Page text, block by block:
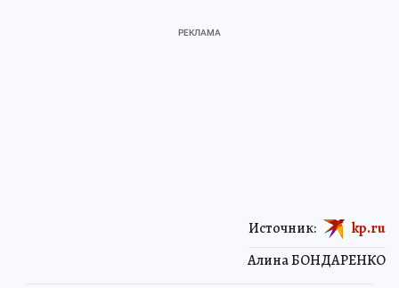
Алина БОНДАРЕНКО
Источник: kp.ru